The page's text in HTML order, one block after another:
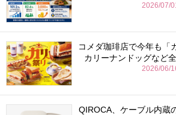
2026/07/
コメダ珈琲店で今年も
カリーナンドッグなど
2026/06/
QIROCA、ケーブル内蔵